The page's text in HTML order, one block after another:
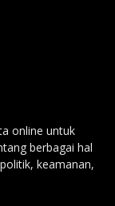
online untuk
berbagai hal
keamanan,